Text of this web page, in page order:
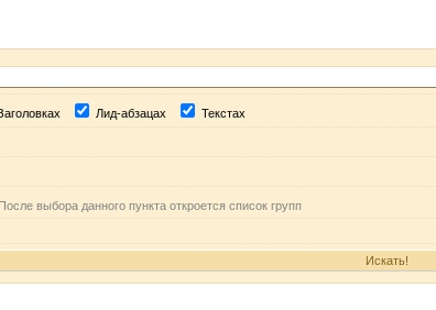
Лид-абзацах Текстах
После выбора данного пункта откроется список групп